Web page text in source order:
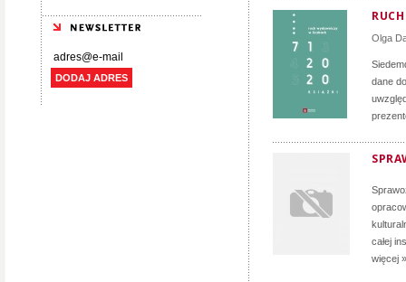
DODAJ ADRES
Olga
dane
całej
więcej »